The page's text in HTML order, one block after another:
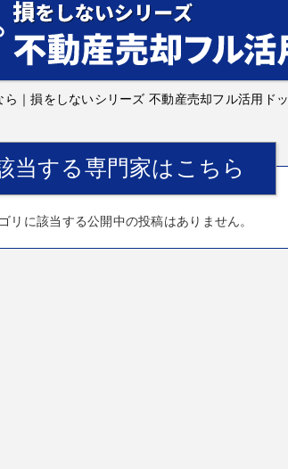
ら｜損をしないシリーズ 不動産売却フル活用ド
当する専門家はこちら
リに該当する公開中の投稿はありません。